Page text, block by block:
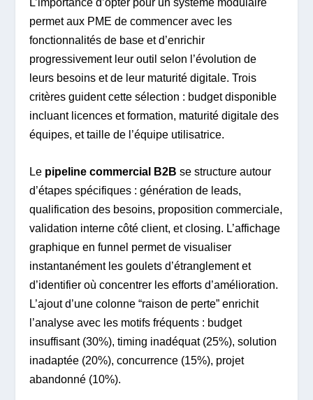
L’importance d’opter pour un système modulaire
permet aux PME de commencer avec les
fonctionnalités de base et d’enrichir
progressivement leur outil selon l’évolution de
leurs besoins et de leur maturité digitale. Trois
critères guident cette sélection : budget disponible
incluant licences et formation, maturité digitale des
équipes, et taille de l’équipe utilisatrice.
Le pipeline commercial B2B se structure autour
d’étapes spécifiques : génération de leads,
qualification des besoins, proposition commerciale,
validation interne côté client, et closing. L’affichage
graphique en funnel permet de visualiser
instantanément les goulets d’étranglement et
d’identifier où concentrer les efforts d’amélioration.
L’ajout d’une colonne “raison de perte” enrichit
l’analyse avec les motifs fréquents : budget
insuffisant (30%), timing inadéquat (25%), solution
inadaptée (20%), concurrence (15%), projet
abandonné (10%).